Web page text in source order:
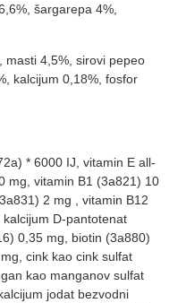
šargarepa 4%,
masti 4,5%, sirovi pepeo
kalcijum 0,18%, fosfor
* 6000 IJ, vitamin E all-
mg, vitamin B1 (3a821) 10
2 mg , vitamin B12
D-pantotenat
0,35 mg, biotin (3a880)
cink kao cink sulfat
kao manganov sulfat
jodat bezvodni